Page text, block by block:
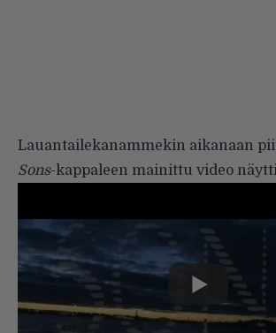
Lauantailekanammekin aikanaan
Sons-kappaleen mainittu video